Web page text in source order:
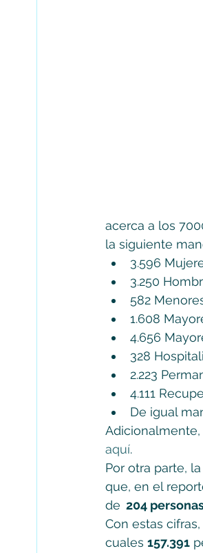
acerca a los
la siguiente
3.596
3.250
582
1.608
4.656
328
2.223
4.111
De igual
aquí.
Por otra parte,
que, en el
de 204
Con estas
cuales 157.391